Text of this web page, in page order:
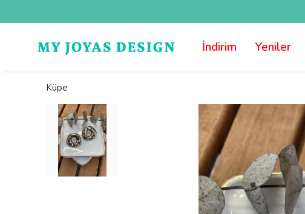
İndirim Yeniler
Küpe